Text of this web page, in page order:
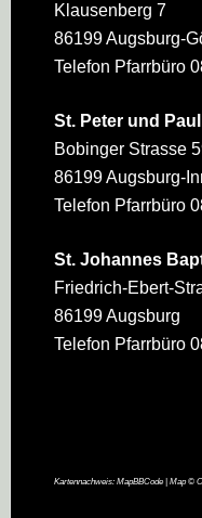
Klausenberg 7
86199 Augsburg-
Telefon Pfarrbüro
St. Peter und Paul
Bobinger Strasse
86199 Augsburg-
Telefon Pfarrbüro
St. Johannes
Friedrich-Ebert-
86199 Augsburg
Telefon Pfarrbüro
Kartennachweis: MapBBCode| Map ©